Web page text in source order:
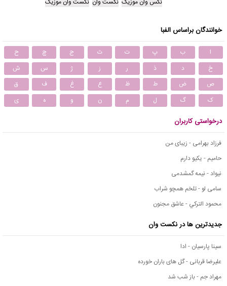
خوانندگان براساس الفبا
ا ب پ ت ث ج چ
ح
خ
د ذ ر ز ژ س
ش
ص
ض ط ظ ع غ ف
ق
ک
گ ل م ن و ه ی
درخواستی کاربران
فرزاد بهرامی - زیبای من
حامیم - یکیو دارم
نیواد - نیمه گمشدمی
سامی لو - تلخم همچو شراب
محمود التركي - عاشق مجنون
جدیدترین ها در نکست وان
سینا پارسیان - ادا
علیرضا قربانی - گل های باران خورده
مهراد جم - باز شب شد